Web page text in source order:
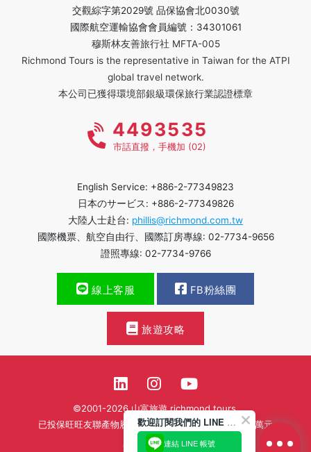
交觀綜字第2029號 品保協會北0030號
國際航空運輸協會會員編號：34301061
穆斯林友善旅行社 MFTA-005
Richmond Tours is the representative in Taiwan for the ATPI
global travel network.
本公司已獲得環境部銀級環保旅行業認證標章
4493535
市話直撥，手機加 (02)
English Service: +886-2-77349823
日本のサービス: +886-2-77349826
大陸人士赴台: phillis@richmond.com.tw
國際機票、航空自由行、國際訂房專線: 02-7734-9656
證照專線: 02-7734-9766
線上客服 FB粉絲團
旅遊攻略
©2001-2026 山富旅遊 richmond tours.
已投保旺旺友聯產物履約保證保險新台幣壹億貳仟肆佰萬元
繁體中文
歡迎訂閱我們的 LINE 官方帳號
連結 LINE 帳號